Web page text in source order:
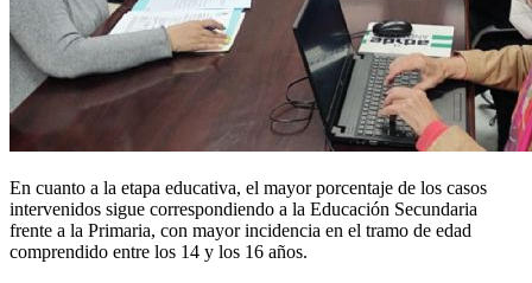
En cuanto a la etapa educativa, el mayor porcentaje de los casos
intervenidos sigue correspondiendo a la Educación Secundaria
frente a la Primaria, con mayor incidencia en el tramo de edad
comprendido entre los 14 y los 16 años.